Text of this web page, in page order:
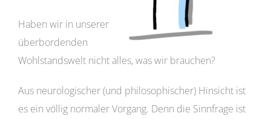
Haben wir in unserer
überbordenden
Wohlstandswelt nicht alles, was wir brauchen?
Aus neurologischer (und philosophischer) Hinsicht ist
es ein völlig normaler Vorgang. Denn die Sinnfrage ist